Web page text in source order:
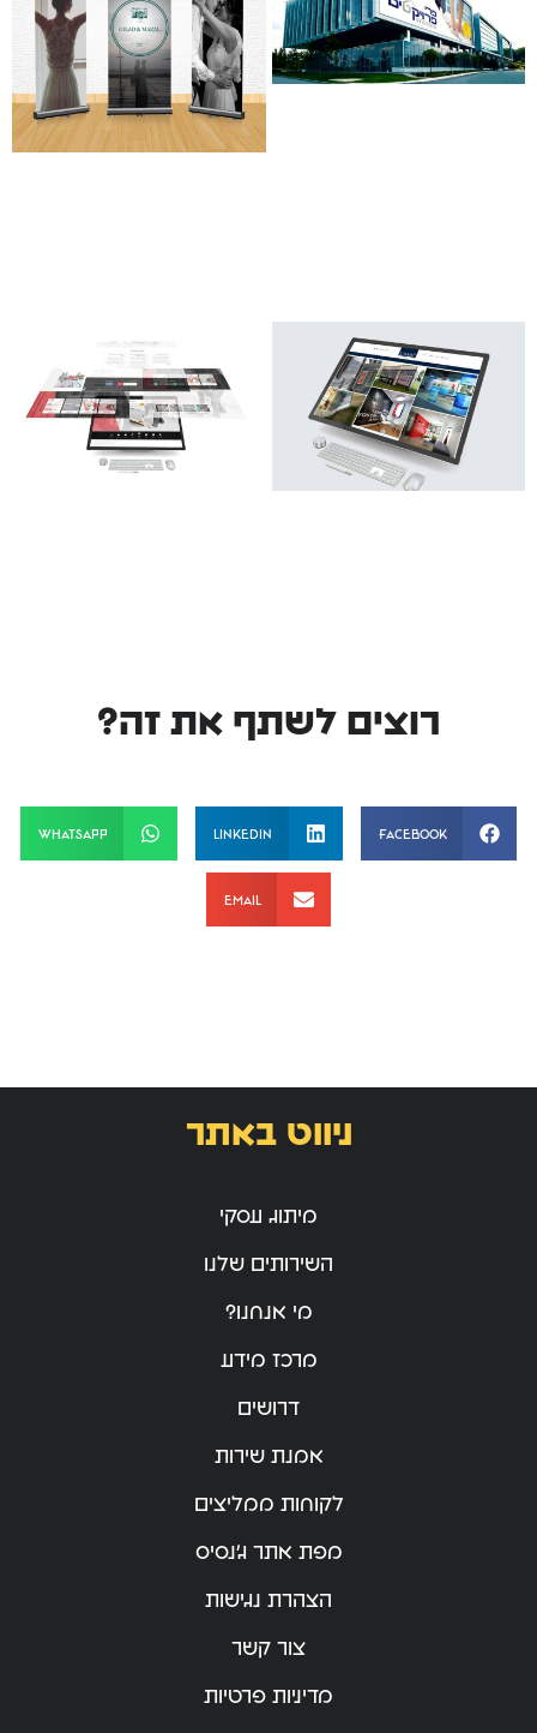
רוצים לשתף את זה?
Facebook
LinkedIn
WhatsApp
Email
ניווט באתר
מיתוג עסקי
השירותים שלנו
מי אנחנו?
מרכז מידע
דרושים
אמנת שירות
לקוחות ממליצים
מפת אתר ג’נסיס
הצהרת נגישות
צור קשר
מדיניות פרטיות